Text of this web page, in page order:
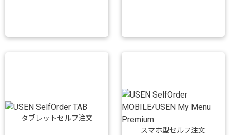
タブレットセルフ注文
スマホ型セルフ注文